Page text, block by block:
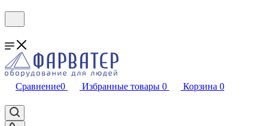
Сравнение0 Избранные товары 0 Корзина 0